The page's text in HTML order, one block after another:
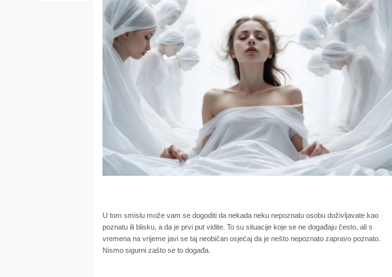
U tom smislu može vam se dogoditi da nekada neku nepoznatu osobu doživljavate kao
poznatu ili blisku, a da je prvi put vidite. To su situacije koje se ne događaju često, ali s
vremena na vrijeme javi se taj neobičan osjećaj da je nešto nepoznato zapravo poznato.
Nismo sigurni zašto se to događa.